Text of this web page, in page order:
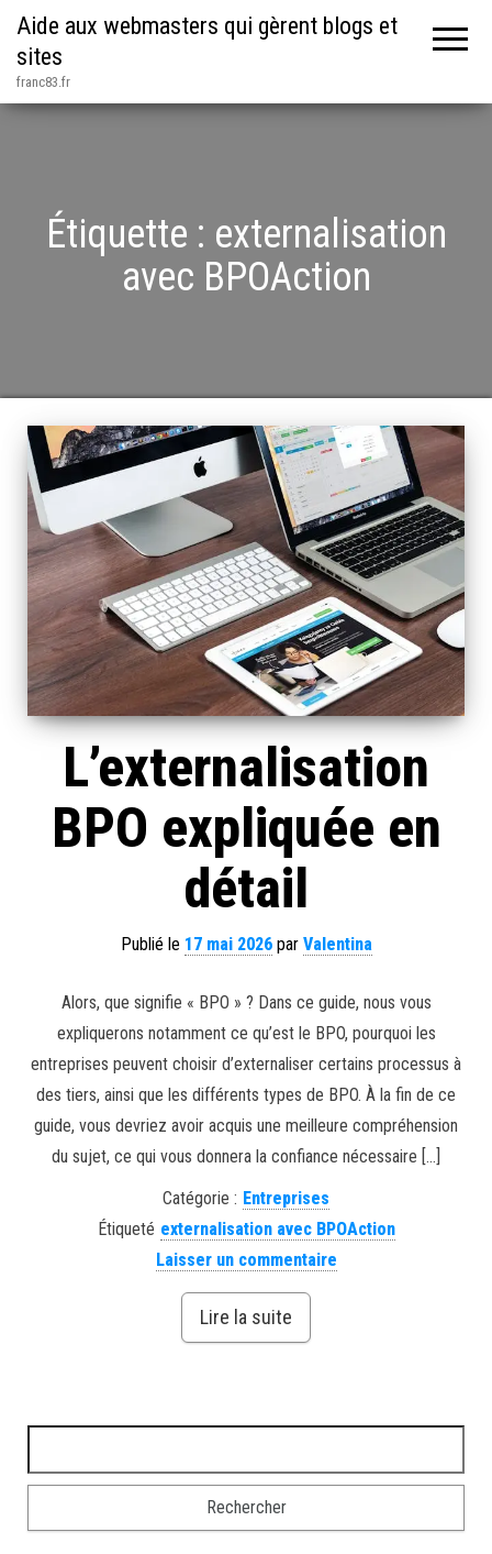
Aide aux webmasters qui gèrent blogs et
sites
franc83.fr
Étiquette : externalisation
avec BPOAction
L’externalisation
BPO expliquée en
détail
Publié le 17 mai 2026par Valentina
Alors, que signifie « BPO » ? Dans ce guide, nous vous
expliquerons notamment ce qu’est le BPO, pourquoi les
entreprises peuvent choisir d’externaliser certains processus à
des tiers, ainsi que les différents types de BPO. À la fin de ce
guide, vous devriez avoir acquis une meilleure compréhension
du sujet, ce qui vous donnera la confiance nécessaire […]
Catégorie : Entreprises
Étiqueté externalisation avec BPOAction
Laisser un commentaire
Lire la suite